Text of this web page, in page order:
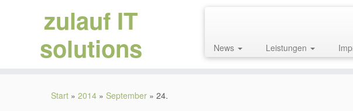
zulauf IT
solutions
News Leistungen
Start » 2014 » September » 24.